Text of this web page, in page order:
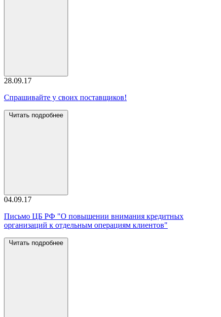
28.09.17
Спрашивайте у своих поставщиков!
Читать подробнее
04.09.17
Письмо ЦБ РФ "О повышении внимания кредитных
организаций к отдельным операциям клиентов"
Читать подробнее